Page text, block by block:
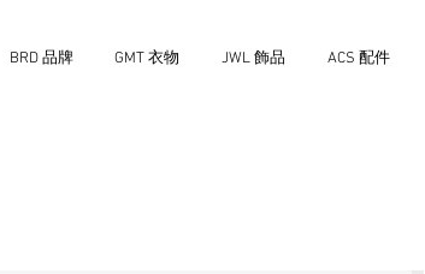
BRD 品牌 GMT 衣物 JWL 飾品 ACS 配件